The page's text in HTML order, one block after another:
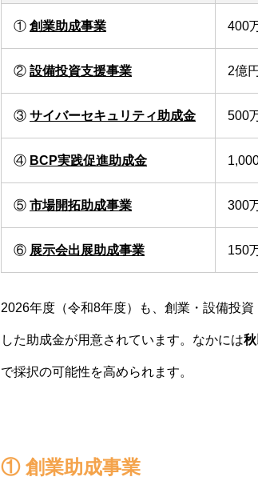
① 創業助成事業 400
② 設備投資支援事業 2億円
③ サイバーセキュリティ助成金 500
④ BCP実践促進助成金
⑤ 市場開拓助成事業 300
⑥ 展示会出展助成事業 150
2026年度（令和8年度）も、創業・設備投
した助成金が用意されています。なかには
で採択の可能性を高められます。
① 創業助成事業